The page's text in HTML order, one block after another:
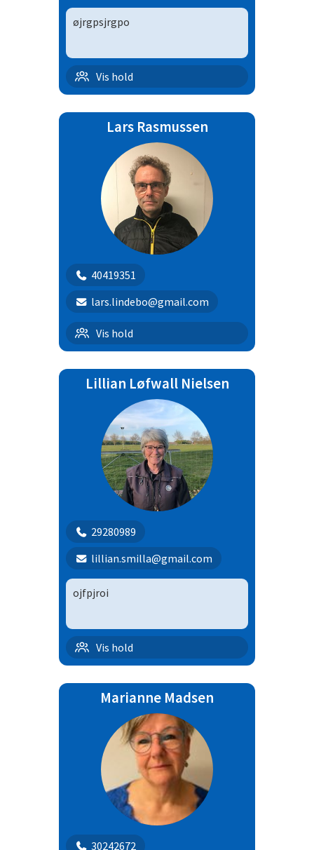
øjrgpsjrgpo
Vis hold
A/E-Klassen | 10
Lars Rasmussen
40419351
lars.lindebo@gmail.com
Vis hold
B/C klassen
Lillian Løfwall Nielsen
29280989
lillian.smilla@gmail.com
ojfpjroi
Vis hold
Før C klassen
Marianne Madsen
30242672